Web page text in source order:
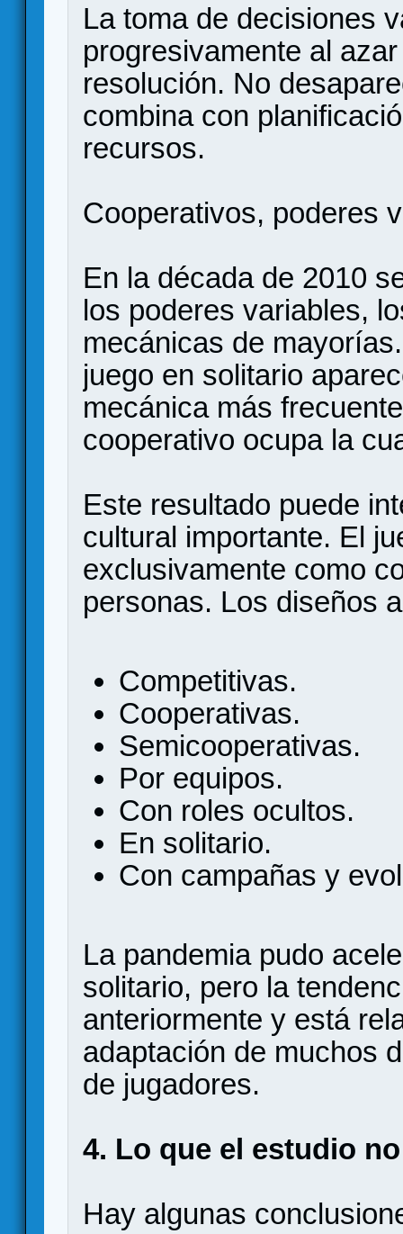
La toma de decisiones
progresivamente al
resolución. No
combina con
recursos.
Cooperativos, poderes
En la década de 2010
los poderes variables,
mecánicas de
juego en solitario
mecánica más
cooperativo ocupa la
Este resultado puede
cultural importante. El
exclusivamente como
personas. Los diseños
Competitivas.
Cooperativas.
Semicooperativas.
Por equipos.
Con roles ocultos.
En solitario.
Con campañas y
La pandemia pudo
solitario, pero la
anteriormente y está
adaptación de muchos
de jugadores.
4. Lo que el estudio
Hay algunas